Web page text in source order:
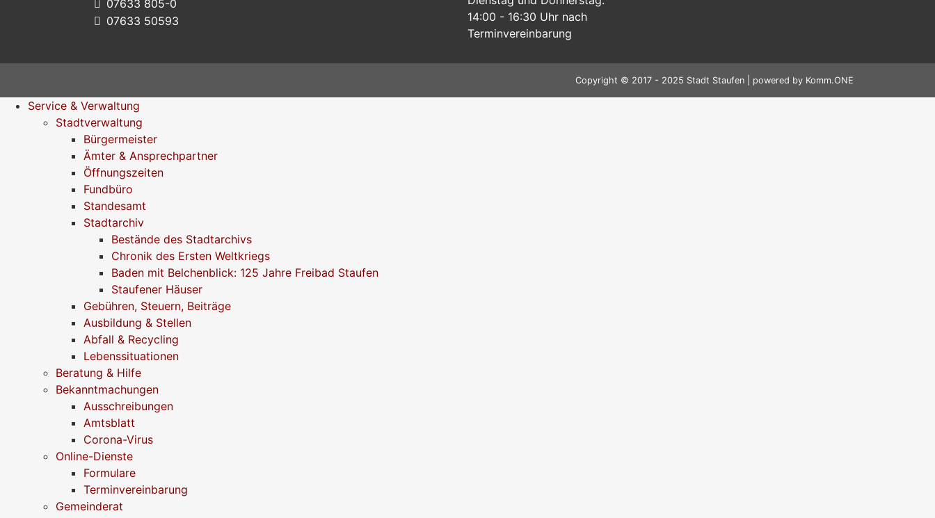
07633 805-0
07633 50593
14:00 - 16:30 Uhr nach
Terminvereinbarung
Copyright © 2017 - 2025 Stadt Staufen | powered by Komm.ONE
Service & Verwaltung
Stadtverwaltung
Bürgermeister
Ämter & Ansprechpartner
Öffnungszeiten
Fundbüro
Standesamt
Stadtarchiv
Bestände des Stadtarchivs
Chronik des Ersten Weltkriegs
Baden mit Belchenblick: 125 Jahre Freibad Staufen
Staufener Häuser
Gebühren, Steuern, Beiträge
Ausbildung & Stellen
Abfall & Recycling
Lebenssituationen
Beratung & Hilfe
Bekanntmachungen
Ausschreibungen
Amtsblatt
Corona-Virus
Online-Dienste
Formulare
Terminvereinbarung
Gemeinderat